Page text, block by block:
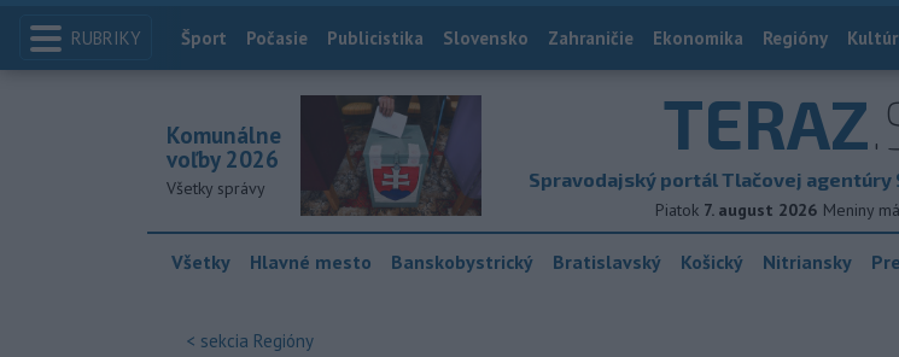
RUBRIKY Index
Šport Počasie Publicistika Slovensko Zahraničie Ekonomika Regióny
TERAZ
Spravodajský portál Tlačovej
Piatok 7. august 2026 Meniny má
Komunálne
voľby 2026
Všetky správy
Všetky Hlavné mesto Banskobystrický Bratislavský Košický Nitriansky
< sekcia Regióny